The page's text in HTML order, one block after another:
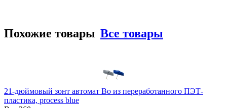
Похожие товары Все товары
21-дюймовый зонт автомат Bo из переработанного ПЭТ-
пластика, process blue